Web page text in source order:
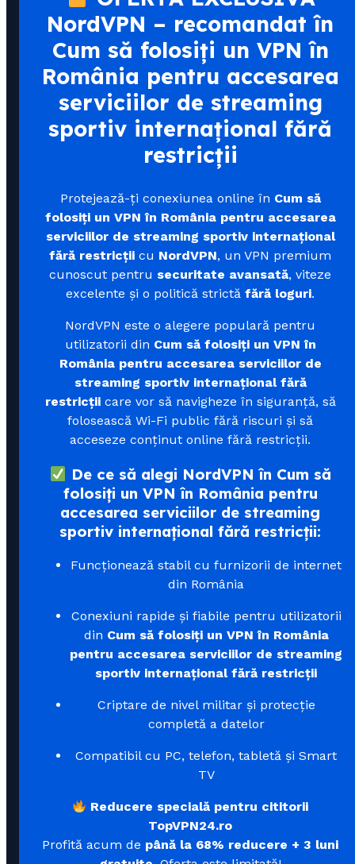
NordVPN – recomandat în
Cum să folosiți un VPN în
România pentru accesarea
serviciilor de streaming
sportiv internațional fără
restricții
Protejează-ți conexiunea online în Cum să
folosiți un VPN în România pentru accesarea
serviciilor de streaming sportiv internațional
fără restricții cu NordVPN, un VPN premium
cunoscut pentru securitate avansată, viteze
excelente și o politică strictă fără loguri.
NordVPN este o alegere populară pentru
utilizatorii din Cum să folosiți un VPN în
România pentru accesarea serviciilor de
streaming sportiv internațional fără
restricțiicare vor să navigheze în siguranță, să
folosească Wi-Fi public fără riscuri și să
acceseze conținut online fără restricții.
De ce să alegi NordVPN în Cum să
folosiți un VPN în România pentru
accesarea serviciilor de streaming
sportiv internațional fără restricții:
Funcționează stabil cu furnizorii de internet
din România
Conexiuni rapide și fiabile pentru utilizatorii
din Cum să folosiți un VPN în România
pentru accesarea serviciilor de streaming
sportiv internațional fără restricții
Criptare de nivel militar și protecție
completă a datelor
Compatibil cu PC, telefon, tabletă și Smart
TV
Reducere specială pentru cititorii
TopVPN24.ro
Profită acum de până la 68% reducere + 3 luni